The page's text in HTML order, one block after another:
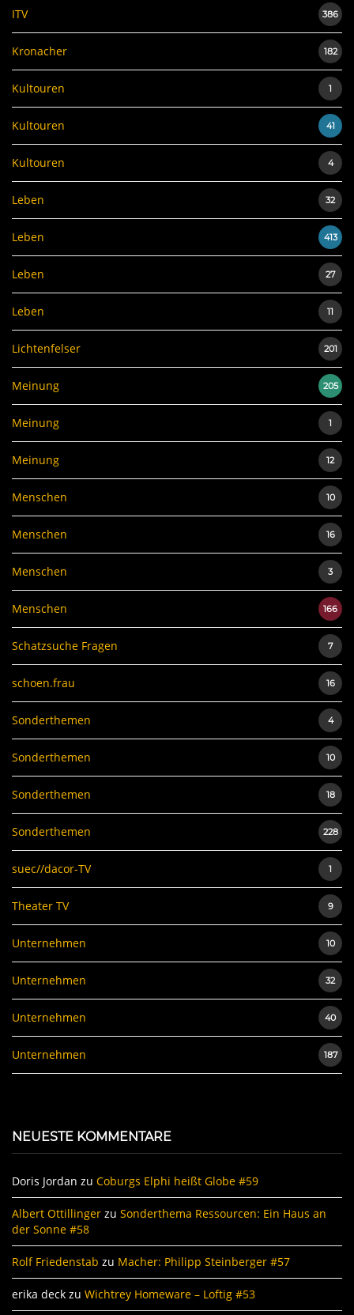
ITV 386
Kronacher 182
Kultouren 1
Kultouren 41
Kultouren 4
Leben 32
Leben 413
Leben 27
Leben 11
Lichtenfelser 201
Meinung 205
Meinung 1
Meinung 12
Menschen 10
Menschen 16
Menschen 3
Menschen 166
Schatzsuche Fragen 7
schoen.frau 16
Sonderthemen 4
Sonderthemen 10
Sonderthemen 18
Sonderthemen 228
suec//dacor-TV 1
Theater TV 9
Unternehmen 10
Unternehmen 32
Unternehmen 40
Unternehmen 187
NEUESTE KOMMENTARE
Doris Jordan zu Coburgs Elphi heißt Globe #59
Albert Ottillinger zu Sonderthema Ressourcen: Ein Haus an
der Sonne #58
Rolf Friedenstab zu Macher: Philipp Steinberger #57
erika deck zu Wichtrey Homeware – Loftig #53